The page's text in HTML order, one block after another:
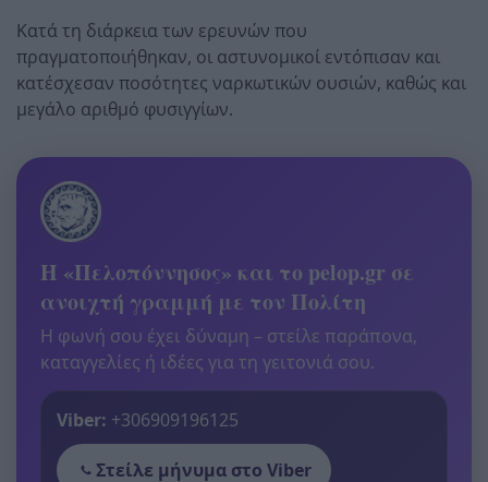
Κατά τη διάρκεια των ερευνών που
πραγματοποιήθηκαν, οι αστυνομικοί εντόπισαν και
κατέσχεσαν ποσότητες ναρκωτικών ουσιών, καθώς και
μεγάλο αριθμό φυσιγγίων.
Η «Πελοπόννησος» και το pelop.gr σε
ανοιχτή γραμμή με τον Πολίτη
Η φωνή σου έχει δύναμη – στείλε παράπονα,
καταγγελίες ή ιδέες για τη γειτονιά σου.
Viber: +306909196125
Στείλε μήνυμα στο Viber